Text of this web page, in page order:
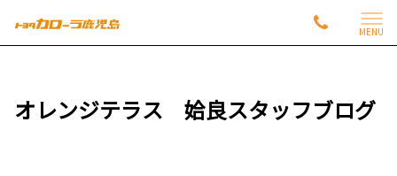
MENU
オレンジテラス 姶良スタッフブログ